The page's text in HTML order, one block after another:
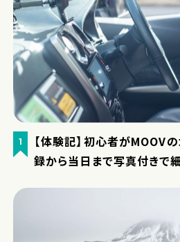
1
【体験記】初心者がMOOV
録から当日まで写真付きで